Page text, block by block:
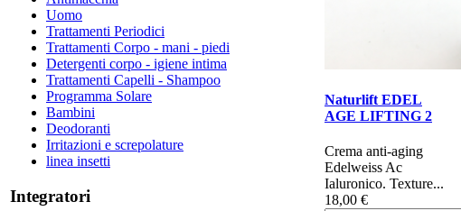
Uomo
Trattamenti Periodici
Trattamenti Corpo - mani - piedi
Detergenti corpo - igiene intima
Trattamenti Capelli - Shampoo
Programma Solare
Bambini
Deodoranti
Irritazioni e screpolature
linea insetti
Integratori
Naturlift EDEL
AGE LIFTING 2
Crema anti-aging
Edelweiss Ac
Ialuronico. Texture...
18,00 €